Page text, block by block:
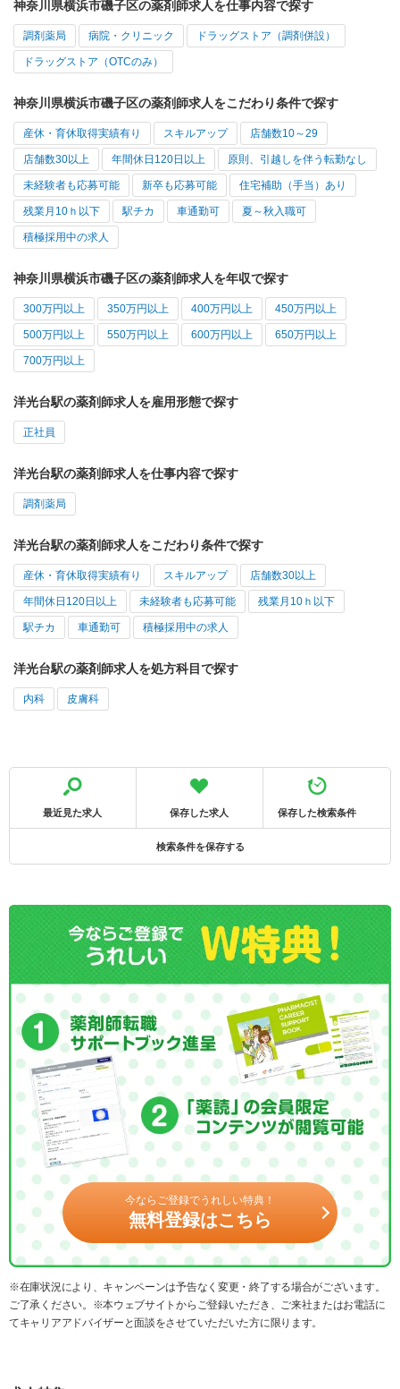
神奈川県横浜市磯子区の薬剤師求人を仕事内容で探す
調剤薬局 病院・クリニック ドラッグストア（調剤併設）
ドラッグストア（OTCのみ）
神奈川県横浜市磯子区の薬剤師求人をこだわり条件で探す
産休・育休取得実績有り スキルアップ 店舗数10～29
店舗数30以上 年間休日120日以上 原則、引越しを伴う転勤なし
未経験者も応募可能 新卒も応募可能 住宅補助（手当）あり
残業月10ｈ以下 駅チカ 車通勤可 夏～秋入職可
積極採用中の求人
神奈川県横浜市磯子区の薬剤師求人を年収で探す
300万円以上 350万円以上 400万円以上 450万円以上
500万円以上 550万円以上 600万円以上 650万円以上
700万円以上
洋光台駅の薬剤師求人を雇用形態で探す
正社員
洋光台駅の薬剤師求人を仕事内容で探す
調剤薬局
洋光台駅の薬剤師求人をこだわり条件で探す
産休・育休取得実績有り スキルアップ 店舗数30以上
年間休日120日以上 未経験者も応募可能 残業月10ｈ以下
駅チカ 車通勤可 積極採用中の求人
洋光台駅の薬剤師求人を処方科目で探す
内科 皮膚科
最近見た求人 保存した求人 保存した検索条件
検索条件を保存する
今ならご登録でうれしい特典！
無料登録はこちら
※在庫状況により、キャンペーンは予告なく変更・終了する場合がございます。
ご了承ください。※本ウェブサイトからご登録いただき、ご来社またはお電話に
てキャリアアドバイザーと面談をさせていただいた方に限ります。